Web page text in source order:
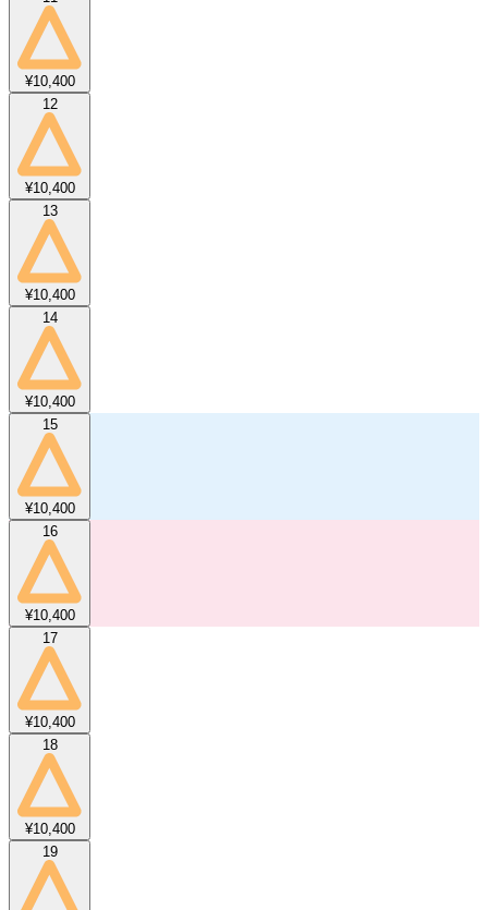
¥10,400
12
¥10,400
13
¥10,400
14
¥10,400
15
¥10,400
16
¥10,400
17
¥10,400
18
¥10,400
19